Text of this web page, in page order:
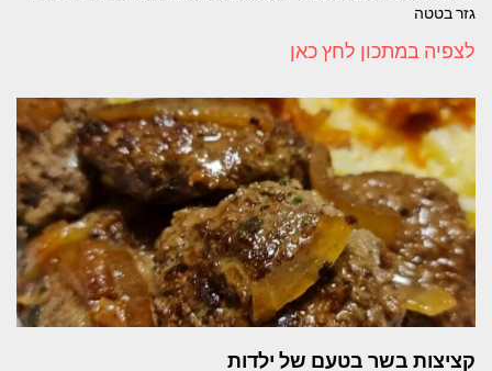
גזר בטטה
לצפיה במתכון לחץ כאן
קציצות בשר בטעם של ילדות